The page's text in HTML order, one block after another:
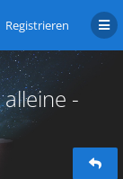
Registrieren
-